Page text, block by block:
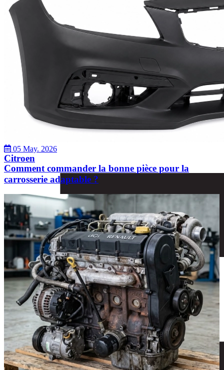
Citroen
05 May. 2026
Comment commander la bonne pièce pour la
carrosserie adaptable ?